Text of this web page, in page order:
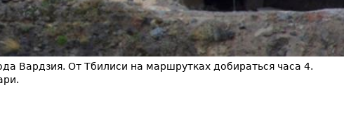
Вардзия. От Тбилиси на маршрутках добираться часа 4.